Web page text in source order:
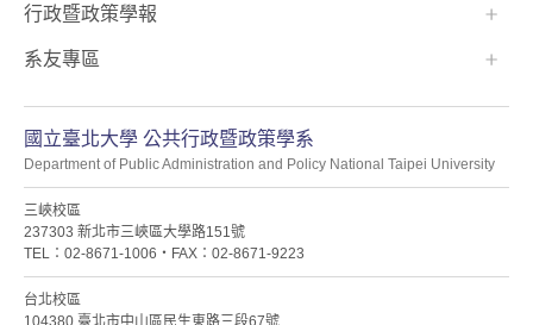
國立臺北大學 公共行政暨政策學系
Department of Public Administration and Policy National Taipei University
三峽校區
237303 新北市三峽區大學路151號
TEL：02-8671-1006・FAX：02-8671-9223
台北校區
104380 臺北市中山區民生東路三段67號
行政暨政策學報
系友專區